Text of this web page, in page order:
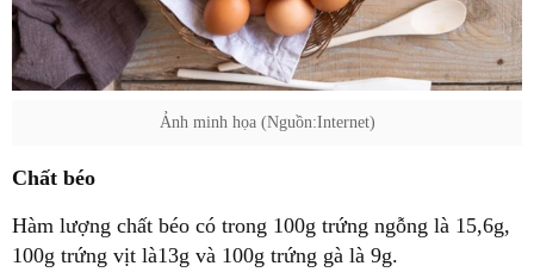
Ảnh minh họa (Nguồn:Internet)
Chất béo
Hàm lượng chất béo có trong 100g trứng ngỗng là 15,6g,
100g trứng vịt là13g và 100g trứng gà là 9g.